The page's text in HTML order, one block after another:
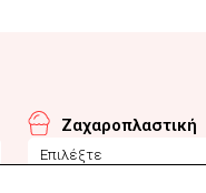
Ζαχαροπλαστική
Επιλέξτε